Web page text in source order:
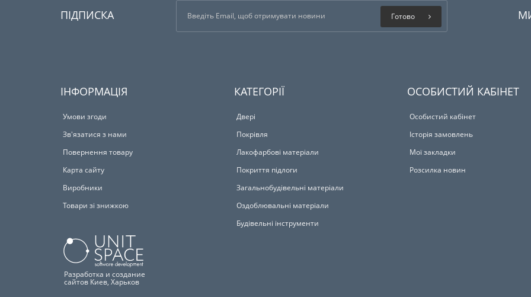
ПІДПИСКА Готово
ІНФОРМАЦІЯ
Умови згоди
Зв'язатися з нами
Повернення товару
Карта сайту
Виробники
Товари зі знижкою
Разработка и создание
сайтов Киев, Харьков
КАТЕГОРІЇ
Двері
Покрівля
Лакофарбові матеріали
Покриття підлоги
Загальнобудівельні матеріали
Оздоблювальні матеріали
Будівельні інструменти
ОСОБИСТИЙ КАБІНЕТ
Особистий кабінет
Історія замовлень
Мої закладки
Розсилка новин